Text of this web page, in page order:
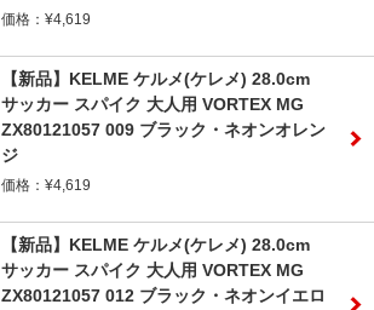
価格：¥4,619
【新品】KELME ケルメ(ケレメ) 28.0cm
サッカー スパイク 大人用 VORTEX MG
ZX80121057 009 ブラック・ネオンオレン
ジ
価格：¥4,619
【新品】KELME ケルメ(ケレメ) 28.0cm
サッカー スパイク 大人用 VORTEX MG
ZX80121057 012 ブラック・ネオンイエロ